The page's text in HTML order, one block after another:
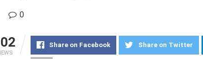
0
Share on Facebook Share on Twitter